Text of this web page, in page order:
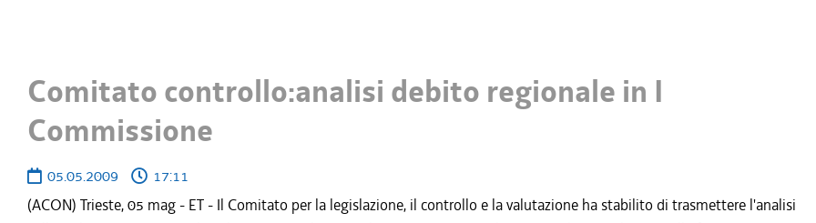
Comitato controllo:analisi debito regionale in I
Commissione
05.05.2009
17:11
(ACON) Trieste, 05 mag - ET - Il Comitato per la legislazione, il controllo e la valutazione ha stabilito di trasmettere l'analisi